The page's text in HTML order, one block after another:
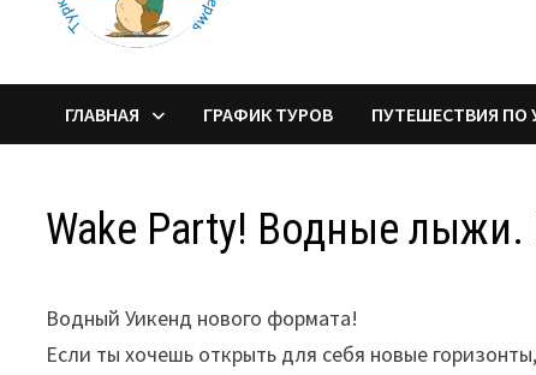
ГЛАВНАЯ ГРАФИК ТУРОВ ПУТЕШЕСТВИЯ ПО
Wake Party! Водные лыжи.
Водный Уикенд нового формата!
Если ты хочешь открыть для себя новые